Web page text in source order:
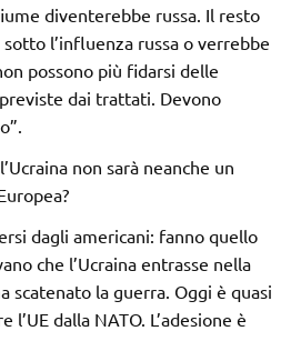
diventerebbe russa. Il resto
sotto l’influenza russa o verrebbe
possono più fidarsi delle
dai trattati. Devono
non sarà neanche un
dagli americani: fanno quello
che l’Ucraina entrasse nella
scatenato la guerra. Oggi è quasi
dalla NATO. L’adesione è